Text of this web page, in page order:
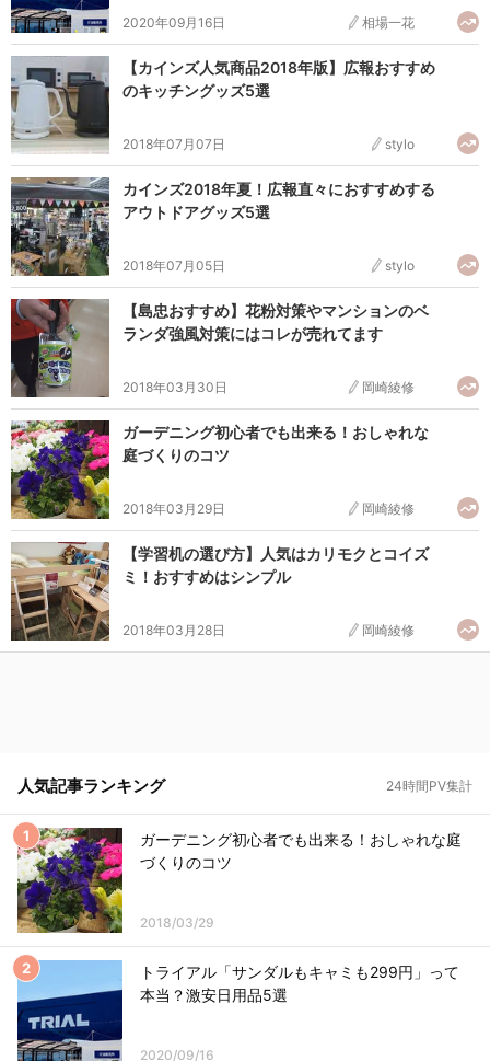
2020年09月16日 相場一花
【カインズ人気商品2018年版】広報おすすめ
のキッチングッズ5選
2018年07月07日 stylo
カインズ2018年夏！広報直々におすすめする
アウトドアグッズ5選
2018年07月05日 stylo
【島忠おすすめ】花粉対策やマンションのベ
ランダ強風対策にはコレが売れてます
2018年03月30日 岡崎綾修
ガーデニング初心者でも出来る！おしゃれな
庭づくりのコツ
2018年03月29日 岡崎綾修
【学習机の選び方】人気はカリモクとコイズ
ミ！おすすめはシンプル
2018年03月28日 岡崎綾修
人気記事ランキング 24時間PV集計
ガーデニング初心者でも出来る！おしゃれな庭
づくりのコツ
2018/03/29
トライアル「サンダルもキャミも299円」って
本当？激安日用品5選
2020/09/16